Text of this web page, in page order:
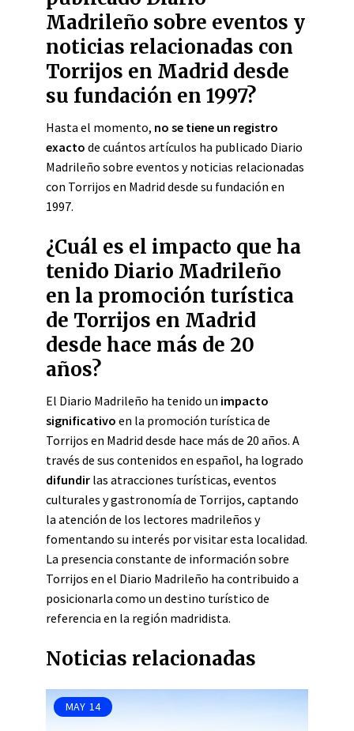
Madrileño sobre eventos y
noticias relacionadas con
Torrijos en Madrid desde
su fundación en 1997?
Hasta el momento, no se tiene un registro
exacto de cuántos artículos ha publicado Diario
Madrileño sobre eventos y noticias relacionadas
con Torrijos en Madrid desde su fundación en
1997.
¿Cuál es el impacto que ha
tenido Diario Madrileño
en la promoción turística
de Torrijos en Madrid
desde hace más de 20
años?
El Diario Madrileño ha tenido un impacto
significativo en la promoción turística de
Torrijos en Madrid desde hace más de 20 años. A
través de sus contenidos en español, ha logrado
difundir las atracciones turísticas, eventos
culturales y gastronomía de Torrijos, captando
la atención de los lectores madrileños y
fomentando su interés por visitar esta localidad.
La presencia constante de información sobre
Torrijos en el Diario Madrileño ha contribuido a
posicionarla como un destino turístico de
referencia en la región madridista.
Noticias relacionadas
MAY 14